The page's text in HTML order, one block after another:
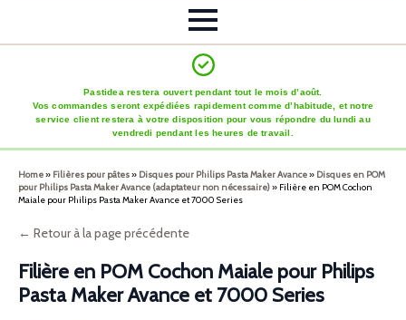
Pastidea restera ouvert pendant tout le mois d’août.
Vos commandes seront expédiées rapidement comme d’habitude, et notre
service client restera à votre disposition pour vous répondre du lundi au
vendredi pendant les heures de travail.
Home» Filières pour pâtes» Disques pour Philips Pasta Maker Avance» Disques en POM
pour Philips Pasta Maker Avance (adaptateur non nécessaire)» Filière en POM Cochon
Maiale pour Philips Pasta Maker Avance et 7000 Series
← Retour à la page précédente
Filière en POM Cochon Maiale pour Philips
Pasta Maker Avance et 7000 Series